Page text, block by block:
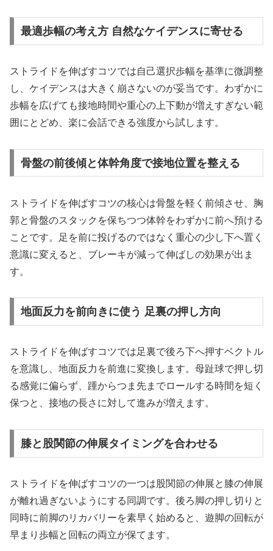
最適歩幅の考え方 自然なケイデンスに寄せる
ストライドを伸ばすコツでは自己選択歩幅を基準に微調整
し、ケイデンスは大きく崩さないのが妥当です。わずかに
歩幅を広げても接地時間や重心の上下動が増えすぎない範
囲にとどめ、楽に会話できる強度から試します。
骨盤の前後傾と体幹角度で接地位置を整える
ストライドを伸ばすコツの核心は骨盤を軽く前傾させ、胸
郭と骨盤のスタックを保ちつつ体幹をわずかに前へ預ける
ことです。足を前に投げるのではなく重心の少し下へ置く
意識に変えると、ブレーキが減って伸ばしの効果が出ま
す。
地面反力を前向きに使う 足裏の押し方向
ストライドを伸ばすコツでは足裏で後ろ下へ押すベクトル
を意識し、地面反力を前進に変換します。母趾球で押し切
る感覚に偏らず、踵からつま先までロールする時間を短く
保つと、接地の長さに対して進みが増えます。
膝と股関節の伸展タイミングを合わせる
ストライドを伸ばすコツの一つは股関節の伸展と膝の伸展
が離れ過ぎないようにする同調です。後ろ脚の押し切りと
同時に前脚のリカバリーを素早く始めると、遊脚の回転が
早まり歩幅と回転の両立が保てます。